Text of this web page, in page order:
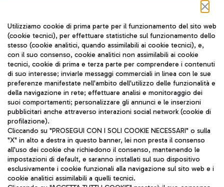
Seguici sui social
TRAVEL JOURNAL
ITA
Aeroporti di Roma S.p.A. - Società soggetta a direzione e
Utilizziamo cookie di prima parte per il funzionamento del sito web
(cookie tecnici), per effettuare statistiche sul funzionamento dello
stesso (cookie analitici, quando assimilabili ai cookie tecnici), e,
con il suo consenso, cookie analitici non assimilabili ai cookie
tecnici, cookie di prima e terza parte per comprendere i contenuti
di suo interesse; inviarle messaggi commerciali in linea con le sue
preferenze manifestate nell'ambito dell'utilizzo delle funzionalità e
della navigazione in rete; effettuare analisi e monitoraggio dei
suoi comportamenti; personalizzare gli annunci e le inserzioni
pubblicitari anche attraverso interazioni social network (cookie di
profilazione).
Cliccando su "PROSEGUI CON I SOLI COOKIE NECESSARI" o sulla
"X" in alto a destra in questo banner, lei non presta il consenso
all'uso dei cookie che richiedono il consenso, mantenendo le
impostazioni di default, e saranno installati sul suo dispositivo
esclusivamente i cookie funzionali alla navigazione sul sito web e i
cookie analitici assimilabili a quelli tecnici.